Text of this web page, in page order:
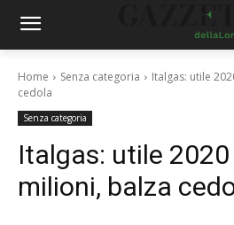
Home Senza categoria
Italgas: utile
cedola
Senza categoria
Italgas: utile
milioni, balza